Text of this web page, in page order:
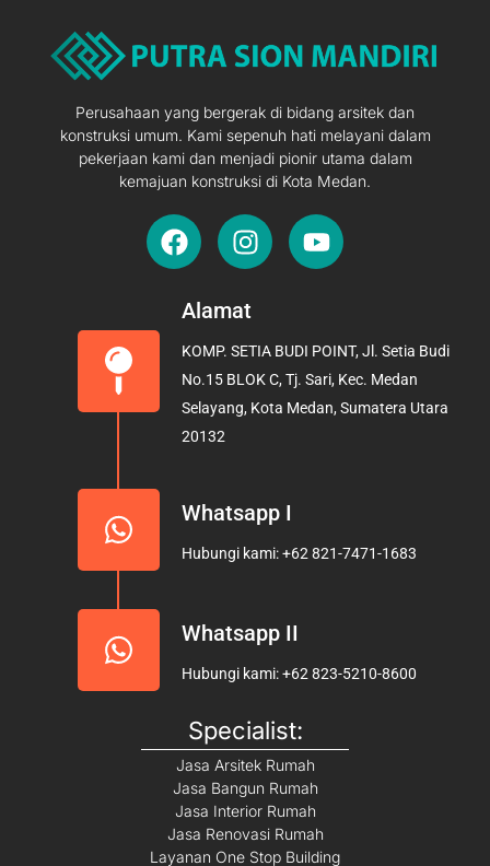
Perusahaan yang bergerak di bidang arsitek dan
konstruksi umum. Kami sepenuh hati melayani dalam
pekerjaan kami dan menjadi pionir utama dalam
kemajuan konstruksi di Kota Medan.
F
a
e
o
o
k
I
n
t
g
r
a
Y
o
b
e
Alamat
KOMP. SETIA BUDI POINT, Jl. Setia Budi
No.15 BLOK C, Tj. Sari, Kec. Medan
Selayang, Kota Medan, Sumatera Utara
20132
Whatsapp I
Hubungi kami: +62 821-7471-1683
Whatsapp II
Hubungi kami: +62 823-5210-8600
Specialist:
Jasa Arsitek Rumah
Jasa Bangun Rumah
Jasa Interior Rumah
Jasa Renovasi Rumah
Layanan One Stop Building